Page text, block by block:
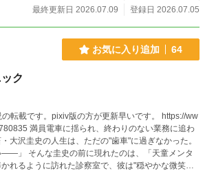
最終更新日 2026.07.09
登録日 2026.07.05
お気に入り追加 64
ク
転載です。pixiv版の方が更新早いです。 https://ww
ない業務に追わ
大沢圭史の人生は、ただの"歯車"に過ぎなかった。
「天童メンタ
れるように訪れた診察室で、彼は"穏やかな微笑み